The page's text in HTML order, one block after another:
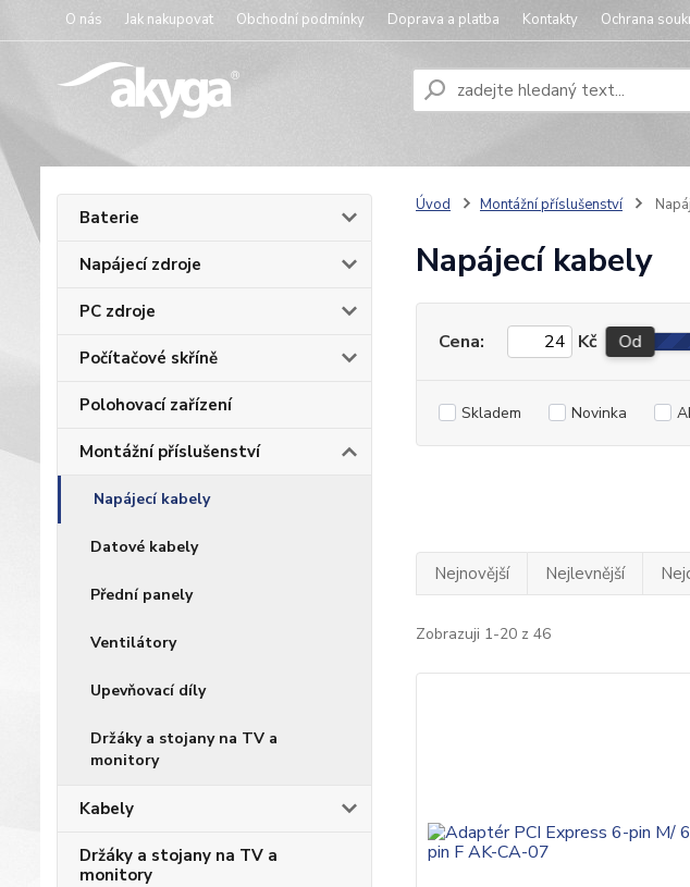
O nás Jak nakupovat Obchodní podmínky Doprava a platba Kontakty Ochrana
Baterie
Napájecí zdroje
PC zdroje
Počítačové skříně
Polohovací zařízení
Montážní příslušenství
Napájecí kabely
Datové kabely
Přední panely
Ventilátory
Upevňovací díly
Držáky a stojany na TV a
monitory
Kabely
Držáky a stojany na TV a
monitory
Úvod Montážní příslušenství
Napájecí kabely
Cena: Kč Od
Skladem Novinka
Nejnovější Nejlevnější
Zobrazuji 1-20 z 46